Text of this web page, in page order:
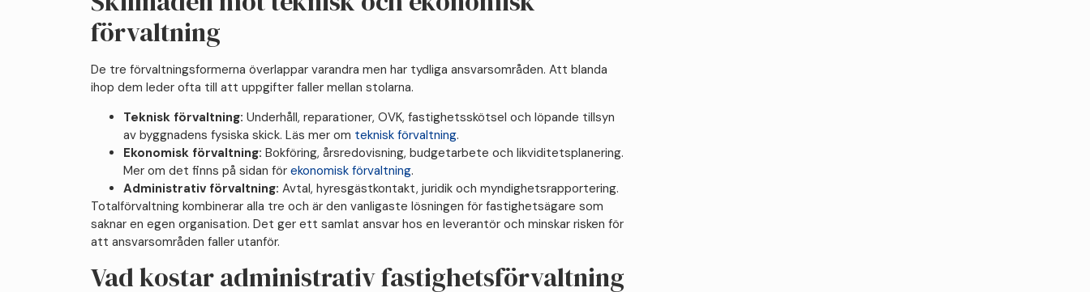
förvaltning
De tre förvaltningsformerna överlappar varandra men har tydliga ansvarsområden. Att blanda
ihop dem leder ofta till att uppgifter faller mellan stolarna.
Teknisk förvaltning: Underhåll, reparationer, OVK, fastighetsskötsel och löpande tillsyn
av byggnadens fysiska skick. Läs mer om teknisk förvaltning.
Ekonomisk förvaltning: Bokföring, årsredovisning, budgetarbete och likviditetsplanering.
Mer om det finns på sidan för ekonomisk förvaltning.
Administrativ förvaltning: Avtal, hyresgästkontakt, juridik och myndighetsrapportering.
Totalförvaltning kombinerar alla tre och är den vanligaste lösningen för fastighetsägare som
saknar en egen organisation. Det ger ett samlat ansvar hos en leverantör och minskar risken för
att ansvarsområden faller utanför.
Vad kostar administrativ fastighetsförvaltning